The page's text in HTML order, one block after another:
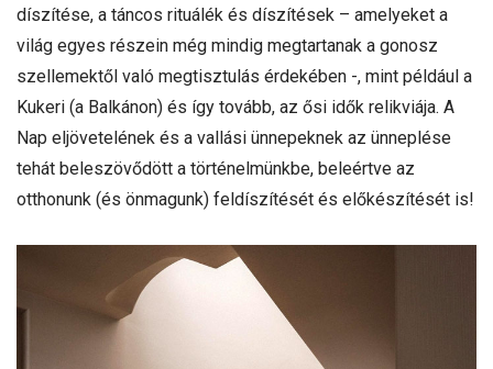
díszítése, a táncos rituálék és díszítések – amelyeket a
világ egyes részein még mindig megtartanak a gonosz
szellemektől való megtisztulás érdekében -, mint például a
Kukeri (a Balkánon) és így tovább, az ősi idők relikviája. A
Nap eljövetelének és a vallási ünnepeknek az ünneplése
tehát beleszövődött a történelmünkbe, beleértve az
otthonunk (és önmagunk) feldíszítését és előkészítését is!